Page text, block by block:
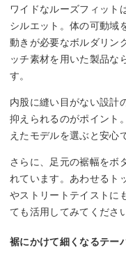
ワイドなルーズフィット
シルエット。体の可動域
動きが必要なボルダリン
ッチ素材を用いた製品な
す。
内股に縫い目がない設計
抑えられるのがポイント
えたモデルを選ぶと安心
さらに、足元の裾幅をボ
れています。あわせるト
やストリートテイストに
ても活用してみてくださ
裾にかけて細くなるテー